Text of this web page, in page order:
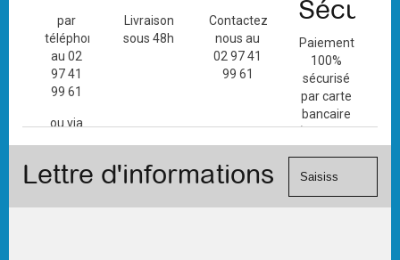
par
téléphone
au 02
97 41
99 61
ou via
de
Livraison
sous 48h
Contactez-
nous au
02 97 41
99 61
Paiement
100%
sécurisé
par carte
bancaire
(Mastercard,
Visa, ...) et
Lettre d'informations